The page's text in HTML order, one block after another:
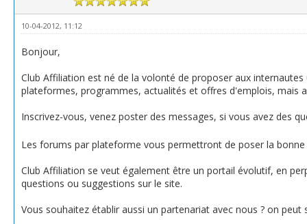
10-04-2012, 11:12
Bonjour,
Club Affiliation est né de la volonté de proposer aux
plateformes, programmes, actualités et offres d'emplois, mais
Inscrivez-vous, venez poster des messages, si vous avez des
Les forums par plateforme vous permettront de poser la
Club Affiliation se veut également être un portail évolutif, en
questions ou suggestions sur le site.
Vous souhaitez établir aussi un partenariat avec nous ? on